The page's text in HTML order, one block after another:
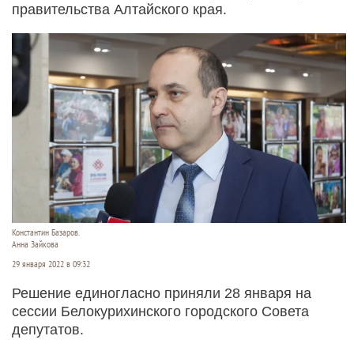
правительства Алтайского края.
Константин Базаров.
Анна Зайкова
29 января 2022 в 09:32
Решение единогласно приняли 28 января на
сессии Белокурихинского городского Совета
депутатов.